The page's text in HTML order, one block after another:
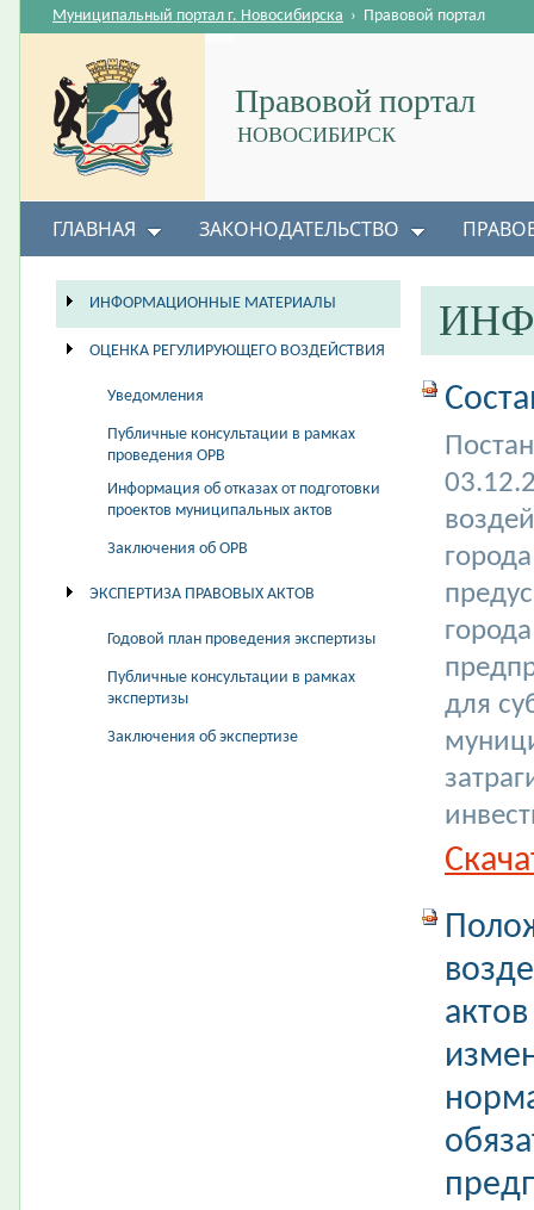
Правовой портал
НОВОСИБИРСК
Муниципальный портал г. Новосибирска › Правовой портал
ГЛАВНАЯ ЗАКОНОДАТЕЛЬСТВО
ИНФОРМАЦИОННЫЕ МАТЕРИАЛЫ
ОЦЕНКА РЕГУЛИРУЮЩЕГО ВОЗДЕЙСТВИЯ
Уведомления
Публичные консультации в рамках
проведения ОРВ
Информация об отказах от подготовки
проектов муниципальных актов
Заключения об ОРВ
ЭКСПЕРТИЗА ПРАВОВЫХ АКТОВ
Годовой план проведения экспертизы
Публичные консультации в рамках
экспертизы
Заключения об экспертизе
для